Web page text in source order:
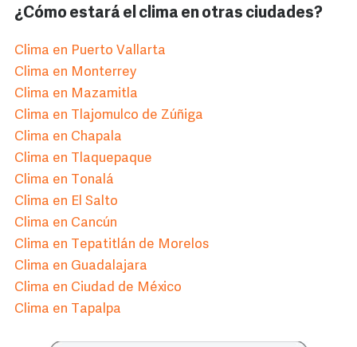
¿Cómo estará el clima en otras ciudades?
Clima en Puerto Vallarta
Clima en Monterrey
Clima en Mazamitla
Clima en Tlajomulco de Zúñiga
Clima en Chapala
Clima en Tlaquepaque
Clima en Tonalá
Clima en El Salto
Clima en Cancún
Clima en Tepatitlán de Morelos
Clima en Guadalajara
Clima en Ciudad de México
Clima en Tapalpa